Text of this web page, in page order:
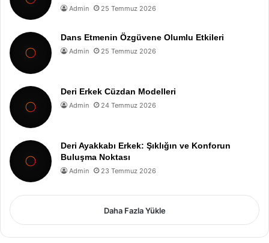
Admin 25 Temmuz 2026
Dans Etmenin Özgüvene Olumlu Etkileri
Admin 25 Temmuz 2026
Deri Erkek Cüzdan Modelleri
Admin 24 Temmuz 2026
Deri Ayakkabı Erkek: Şıklığın ve Konforun
Buluşma Noktası
Admin 23 Temmuz 2026
Daha Fazla Yükle